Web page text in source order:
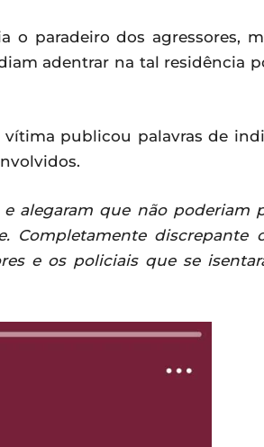
paradeiro dos agressores,
adentrar na tal residência
vítima publicou palavras de
alegaram que não poderiam
Completamente discrepante
e os policiais que se